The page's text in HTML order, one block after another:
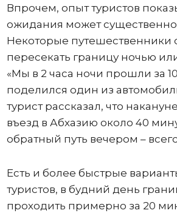
Впрочем, опыт туристов
ожидания может существенно
Некоторые путешественники
пересекать границу ночью
«Мы в 2 часа ночи прошли за
поделился один из
турист рассказал, что
въезд в Абхазию около 40
обратный путь вечером –
Есть и более быстрые
туристов, в будний день
проходить примерно за 20